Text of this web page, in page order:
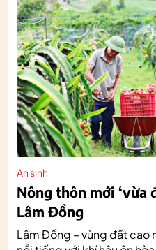
An sinh
Nông thôn mới ‘vừa
Lâm Đồng
Lâm Đồng – vùng đất cao